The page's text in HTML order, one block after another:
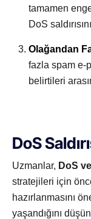
tamamen
DoS
Olağandan
fazla spam e-
belirtileri
DoS
Uzmanlar, DoS
stratejileri için
hazırlanmasını
yaşandığını